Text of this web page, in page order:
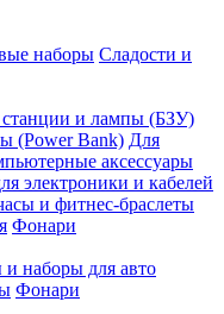
наборы Сладости и
станции и лампы (БЗУ)
(Power Bank) Для
аксессуары
электроники и кабелей
и фитнес-браслеты
Фонари
наборы для авто
Фонари